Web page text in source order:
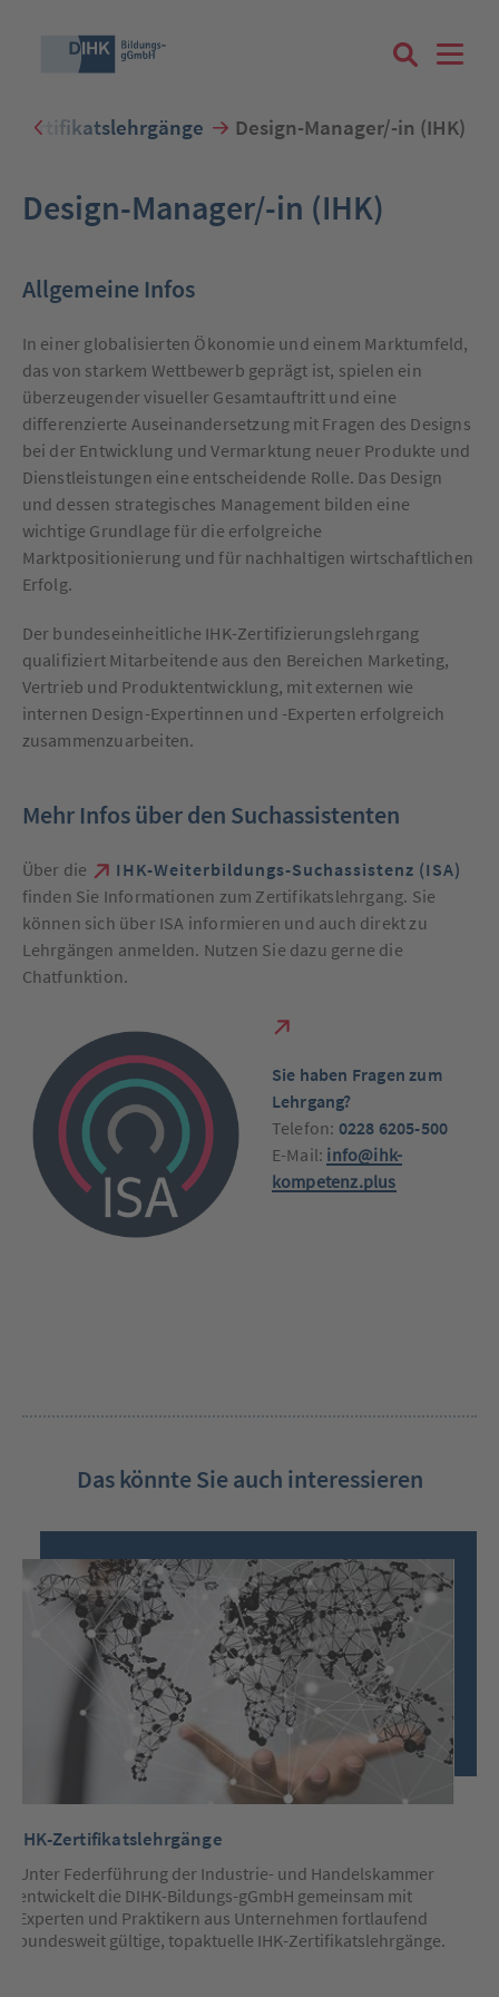
Suchbegriff eingeben
Zum Login
Registrieren
Zertifikatslehrgänge Design-Manager/-in (IHK)
Design-Manager/-in (IHK)
Allgemeine Infos
In einer globalisierten Ökonomie und einem Marktumfeld,
das von starkem Wettbewerb geprägt ist, spielen ein
überzeugender visueller Gesamtauftritt und eine
differenzierte Auseinandersetzung mit Fragen des Designs
bei der Entwicklung und Vermarktung neuer Produkte und
Dienstleistungen eine entscheidende Rolle. Das Design
und dessen strategisches Management bilden eine
wichtige Grundlage für die erfolgreiche
Marktpositionierung und für nachhaltigen wirtschaftlichen
Erfolg.
Der bundeseinheitliche IHK-Zertifizierungslehrgang
qualifiziert Mitarbeitende aus den Bereichen Marketing,
Vertrieb und Produktentwicklung, mit externen wie
internen Design-Expertinnen und -Experten erfolgreich
zusammenzuarbeiten.
Mehr Infos über den Suchassistenten
Über die
IHK-Weiterbildungs-Suchassistenz (ISA)
finden Sie Informationen zum Zertifikatslehrgang. Sie
können sich über ISA informieren und auch direkt zu
Lehrgängen anmelden. Nutzen Sie dazu gerne die
Chatfunktion.
Sie haben Fragen zum
Lehrgang?
Telefon: 0228 6205-500
E-Mail: info@ihk-
kompetenz.plus
Das könnte Sie auch interessieren
Nutzen
Sie
bitte
nachfolgend
die
Pfeiltasten
(links/rechts)
vorherigen/nächsten
um
des
aktiven
Slides
Elemente
(wie
IHK-Zertifikatslehrgänge
Unter Federführung der Industrie- und Handelskammer
entwickelt die DIHK-Bildungs-gGmbH gemeinsam mit
Experten und Praktikern aus Unternehmen fortlaufend
bundesweit gültige, topaktuelle IHK-Zertifikatslehrgänge.